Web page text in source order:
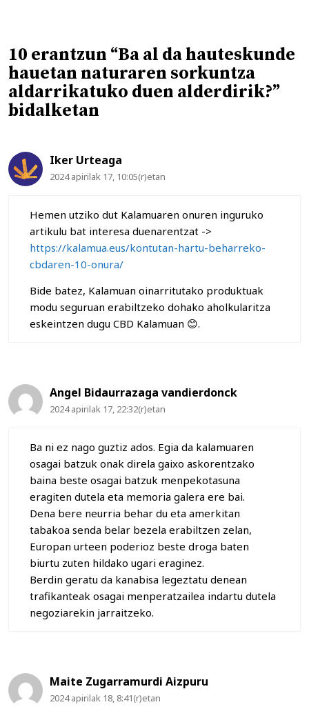
10 erantzun “Ba al da hauteskunde
hauetan naturaren sorkuntza
aldarrikatuko duen alderdirik?”
bidalketan
Iker Urteaga
2024 apirilak 17, 10:05(r)etan
Hemen utziko dut Kalamuaren onuren inguruko
artikulu bat interesa duenarentzat ->
https://kalamua.eus/kontutan-hartu-beharreko-
cbdaren-10-onura/
Bide batez, Kalamuan oinarritutako produktuak
modu seguruan erabiltzeko dohako aholkularitza
eskeintzen dugu CBD Kalamuan 😊.
Angel Bidaurrazaga vandierdonck
2024 apirilak 17, 22:32(r)etan
Ba ni ez nago guztiz ados. Egia da kalamuaren
osagai batzuk onak direla gaixo askorentzako
baina beste osagai batzuk menpekotasuna
eragiten dutela eta memoria galera ere bai.
Dena bere neurria behar du eta amerkitan
tabakoa senda belar bezela erabiltzen zelan,
Europan urteen poderioz beste droga baten
biurtu zuten hildako ugari eraginez.
Berdin geratu da kanabisa legeztatu denean
trafikanteak osagai menperatzailea indartu dutela
negoziarekin jarraitzeko.
Maite Zugarramurdi Aizpuru
2024 apirilak 18, 8:41(r)etan